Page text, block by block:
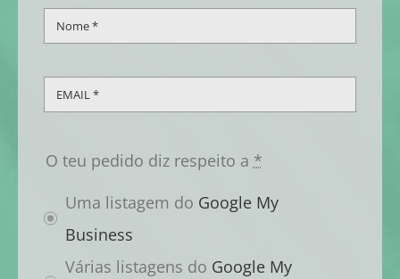
O teu pedido diz respeito a *
Uma listagem do Google My
Business
Várias listagens do Google My